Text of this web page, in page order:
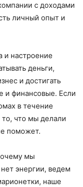
с доходами
личный опыт и
и настроение
деньги,
и достигать
и финансовые. Если
в течение
что мы делали
поможет.
мы
энергии, ведем
наше